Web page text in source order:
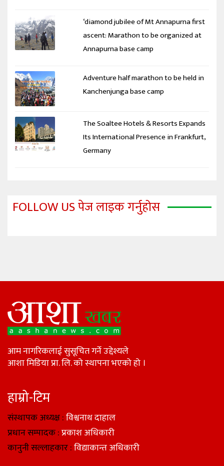
‘diamond jubilee of Mt Annapurna first
ascent: Marathon to be organized at
Annapurna base camp
Adventure half marathon to be held in
Kanchenjunga base camp
The Soaltee Hotels & Resorts Expands
Its International Presence in Frankfurt,
Germany
FOLLOW US पेज लाइक गर्नुहोस
आम नागरिकलाई सुसूचित गर्ने उद्देश्यले
आशा मिडिया प्रा. लि. को स्थापना भएको हो ।
हाम्रो-टिम
संस्थापक अध्यक्ष :विश्वनाथ दाहाल
प्रधान सम्पादक :प्रकाश अधिकारी
कानुनी सल्लाहकार :विद्याकान्त अधिकारी